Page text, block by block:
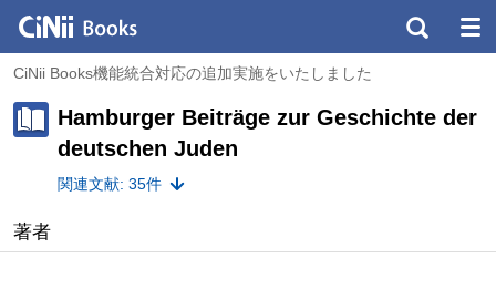
CiNii Books機能統合対応の追加実施をいたしました
Hamburger Beiträge zur Geschichte der
deutschen Juden
関連文献: 35件
著者